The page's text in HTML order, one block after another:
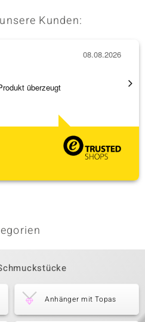
Kunden:
überzeugt
08.08.2026
Anhänger mit Topas